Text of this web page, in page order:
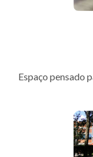
Espaço pensado